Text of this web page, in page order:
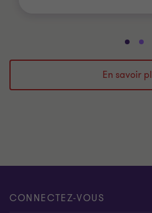
Aller
à
la
Aller
à
la
En savoir
CONNECTEZ-VOUS